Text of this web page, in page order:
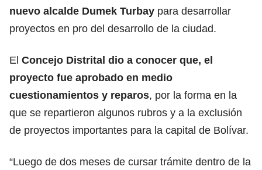
nuevo alcalde Dumek Turbay para desarrollar
proyectos en pro del desarrollo de la ciudad.
El Concejo Distrital dio a conocer que, el
proyecto fue aprobado en medio
cuestionamientos y reparos, por la forma en la
que se repartieron algunos rubros y a la exclusión
de proyectos importantes para la capital de Bolívar.
“Luego de dos meses de cursar trámite dentro de la